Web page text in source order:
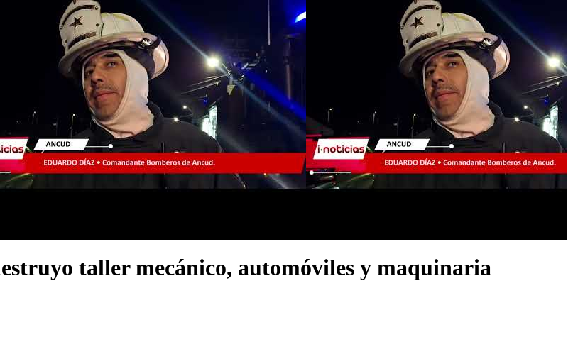
taller mecánico, automóviles y maquinaria